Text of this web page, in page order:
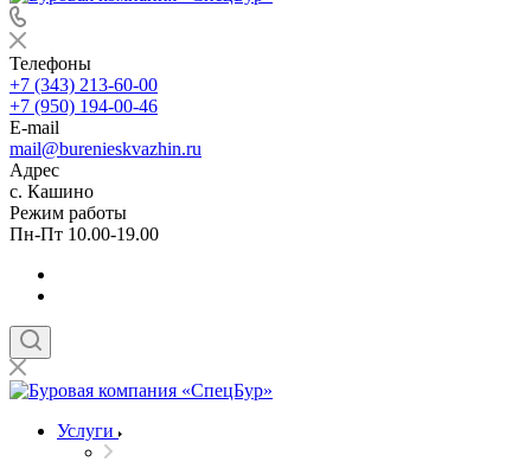
Телефоны
+7 (343) 213-60-00
+7 (950) 194-00-46
E-mail
mail@burenieskvazhin.ru
Адрес
с. Кашино
Режим работы
Пн-Пт 10.00-19.00
Услуги